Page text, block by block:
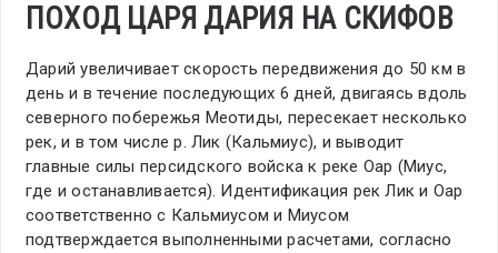
ПОХОД ЦАРЯ ДАРИЯ НА СКИФОВ
Дарий увеличивает скорость передвижения до 50 км в
день и в течение последующих 6 дней, двигаясь вдоль
северного побережья Меотиды, пересекает несколько
рек, и в том числе р. Лик (Кальмиус), и выводит
главные силы персидского войска к реке Оар (Миус,
где и останавливается). Идентификация рек Лик и Оар
соответственно с Кальмиусом и Миусом
подтверждается выполненными расчетами, согласно